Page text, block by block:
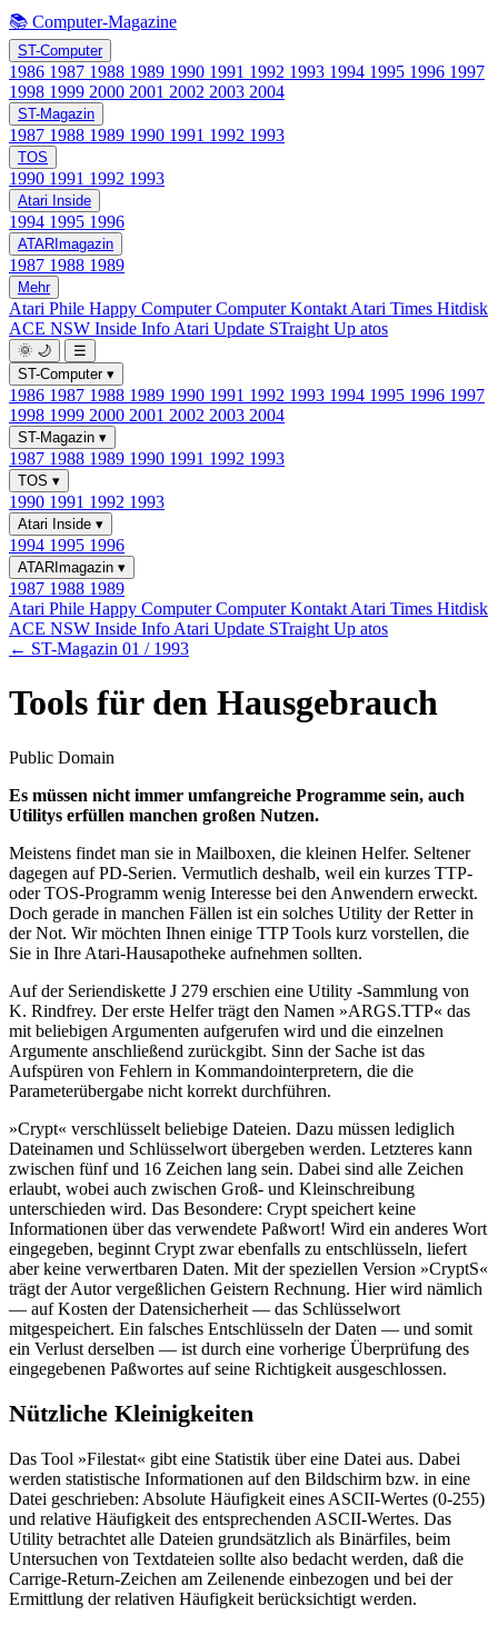
📚 Computer-Magazine
ST-Computer
1986 1987 1988 1989 1990 1991 1992 1993 1994 1995 1996 1997
1998 1999 2000 2001 2002 2003 2004
ST-Magazin
1987 1988 1989 1990 1991 1992 1993
TOS
1990 1991 1992 1993
Atari Inside
1994 1995 1996
ATARImagazin
1987 1988 1989
Mehr
Atari Phile Happy ComputerComputer Kontakt Atari Times Hitdisk
ACE NSW Inside Info Atari Update STraight Up atos
🌞 🌙
☰
ST-Computer ▾
1986 1987 1988 1989 1990 1991 1992 1993 1994 1995 1996 1997
1998 1999 2000 2001 2002 2003 2004
ST-Magazin ▾
1987 1988 1989 1990 1991 1992 1993
TOS ▾
1990 1991 1992 1993
Atari Inside ▾
1994 1995 1996
ATARImagazin ▾
1987 1988 1989
Atari Phile Happy ComputerComputer Kontakt Atari Times Hitdisk
ACE NSW Inside Info Atari Update STraight Up atos
← ST-Magazin 01 / 1993
Tools für den Hausgebrauch
Public Domain
Es müssen nicht immer umfangreiche Programme sein, auch
Utilitys erfüllen manchen großen Nutzen.
Meistens findet man sie in Mailboxen, die kleinen Helfer. Seltener
dagegen auf PD-Serien. Vermutlich deshalb, weil ein kurzes TTP-
oder TOS-Programm wenig Interesse bei den Anwendern erweckt.
Doch gerade in manchen Fällen ist ein solches Utility der Retter in
der Not. Wir möchten Ihnen einige TTP Tools kurz vorstellen, die
Sie in Ihre Atari-Hausapotheke aufnehmen sollten.
Auf der Seriendiskette J 279 erschien eine Utility -Sammlung von
K. Rindfrey. Der erste Helfer trägt den Namen »ARGS.TTP« das
mit beliebigen Argumenten aufgerufen wird und die einzelnen
Argumente anschließend zurückgibt. Sinn der Sache ist das
Aufspüren von Fehlern in Kommandointerpretern, die die
Parameterübergabe nicht korrekt durchführen.
»Crypt« verschlüsselt beliebige Dateien. Dazu müssen lediglich
Dateinamen und Schlüsselwort übergeben werden. Letzteres kann
zwischen fünf und 16 Zeichen lang sein. Dabei sind alle Zeichen
erlaubt, wobei auch zwischen Groß- und Kleinschreibung
unterschieden wird. Das Besondere: Crypt speichert keine
Informationen über das verwendete Paßwort! Wird ein anderes Wort
eingegeben, beginnt Crypt zwar ebenfalls zu entschlüsseln, liefert
aber keine verwertbaren Daten. Mit der speziellen Version »CryptS«
trägt der Autor vergeßlichen Geistern Rechnung. Hier wird nämlich
— auf Kosten der Datensicherheit — das Schlüsselwort
mitgespeichert. Ein falsches Entschlüsseln der Daten — und somit
ein Verlust derselben — ist durch eine vorherige Überprüfung des
eingegebenen Paßwortes auf seine Richtigkeit ausgeschlossen.
Nützliche Kleinigkeiten
Das Tool »Filestat« gibt eine Statistik über eine Datei aus. Dabei
werden statistische Informationen auf den Bildschirm bzw. in eine
Datei geschrieben: Absolute Häufigkeit eines ASCII-Wertes (0-255)
und relative Häufigkeit des entsprechenden ASCII-Wertes. Das
Utility betrachtet alle Dateien grundsätzlich als Binärfiles, beim
Untersuchen von Textdateien sollte also bedacht werden, daß die
Carrige-Return-Zeichen am Zeilenende einbezogen und bei der
Ermittlung der relativen Häufigkeit berücksichtigt werden.